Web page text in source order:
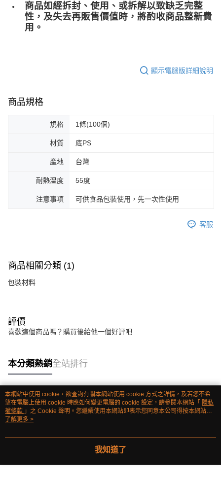
商品如經拆封、使用、或拆解以致缺乏完整
性，及失去再販售價值時，將酌收商品整﻿新費
用。
顯示電腦版詳細說明
商品規格
規格 1條(100個)
材質 底PS
產地 台灣
耐熱溫度 55度
注意事項 可供食品包裝使用，先一次性使用
客服
商品相關分類 (1)
包裝材料
評價
喜歡這個商品嗎？購買後給他一個好評吧
本分類熱銷全站排行
熱門標籤
本網站中使用 cookie，欲查詢有關本網站使用 cookie 方式之詳情，及若您不希
望在電腦上使用 cookie 時應如何變更電腦的 cookie 設定，請參閱本網站「 隱私
權條款 」之 Cookie 聲明。您繼續使用本網站即表示您同意本公司得按本網站使
用條款之 Cookie 聲明使用 cookie。
了解更多 >
我知道了